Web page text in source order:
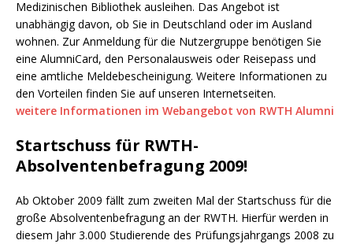
Medizinischen Bibliothek ausleihen. Das Angebot ist
unabhängig davon, ob Sie in Deutschland oder im Ausland
wohnen. Zur Anmeldung für die Nutzergruppe benötigen Sie
eine AlumniCard, den Personalausweis oder Reisepass und
eine amtliche Meldebescheinigung. Weitere Informationen zu
den Vorteilen finden Sie auf unseren Internetseiten.
weitere Informationen im Webangebot von RWTH Alumni
Startschuss für RWTH-
Absolventenbefragung 2009!
Ab Oktober 2009 fällt zum zweiten Mal der Startschuss für die
große Absolventenbefragung an der RWTH. Hierfür werden in
diesem Jahr 3.000 Studierende des Prüfungsjahrgangs 2008 zu